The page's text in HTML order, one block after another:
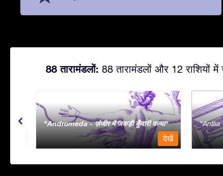
88 तारामंडलों: 88 तारामंडलों और 12 राशियों
Andromeda - ज़ंजीर में जकड़ी कुँवारी कन्या
देखें
Antlia